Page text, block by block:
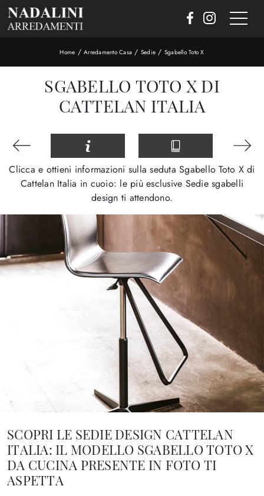
Home /Arredamento Casa / Sedie / Sgabello Toto X
SGABELLO TOTO X DI
CATTELAN ITALIA
Clicca e ottieni informazioni sulla seduta Sgabello Toto X di
Cattelan Italia in cuoio: le più esclusive Sedie sgabelli
design ti attendono.
SCOPRI LE SEDIE DESIGN CATTELAN
ITALIA: IL MODELLO SGABELLO TOTO X
DA CUCINA PRESENTE IN FOTO TI
ASPETTA